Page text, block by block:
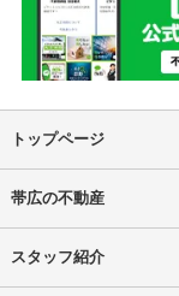
トップページ
帯広の不動産
スタッフ紹介